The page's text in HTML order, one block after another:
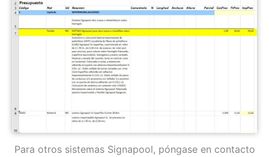
Para otros sistemas Signapool, póngase en contacto